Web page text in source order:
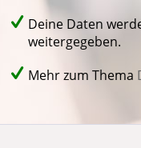
Deine Daten
weitergegeben.
Mehr zum Thema